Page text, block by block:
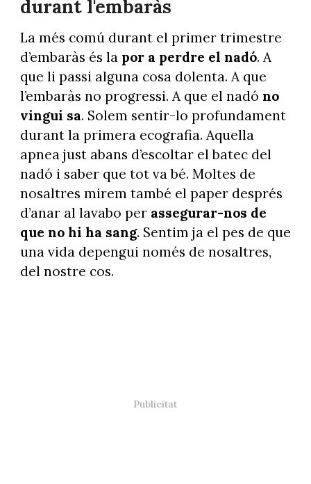
durant l'embaràs
La més comú durant el primer trimestre
d’embaràs és la por a perdre el nadó. A
que li passi alguna cosa dolenta. A que
l’embaràs no progressi. A que el nadó no
vingui sa. Solem sentir-lo profundament
durant la primera ecografia. Aquella
apnea just abans d’escoltar el batec del
nadó i saber que tot va bé. Moltes de
nosaltres mirem també el paper després
d’anar al lavabo per assegurar-nos de
que no hi ha sang. Sentim ja el pes de que
una vida depengui només de nosaltres,
del nostre cos.